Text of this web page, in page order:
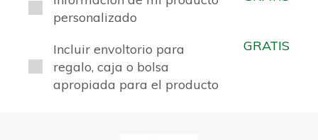
personalizado
Incluir envoltorio para
regalo, caja o bolsa
apropiada para el producto
GRATIS